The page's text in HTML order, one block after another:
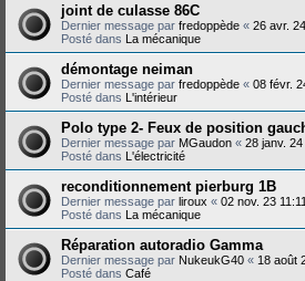
joint de culasse 86C
Dernier message par fredoppède « 26 avr.
Posté dans La mécanique
démontage neiman
Dernier message par fredoppède « 08 févr.
Posté dans L'intérieur
Polo type 2- Feux de position
Dernier message par MGaudon « 28 janv.
Posté dans L'électricité
reconditionnement pierburg 1B
Dernier message par liroux « 02 nov. 23 11:11
Posté dans La mécanique
Réparation autoradio Gamma
Dernier message par NukeukG40 « 18 août
Posté dans Café